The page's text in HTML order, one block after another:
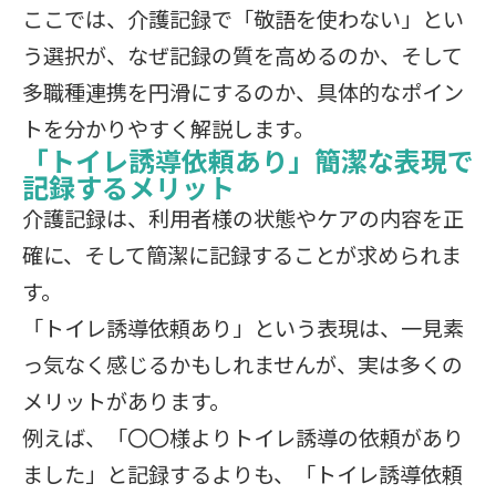
ここでは、介護記録で「敬語を使わない」とい
う選択が、なぜ記録の質を高めるのか、そして
多職種連携を円滑にするのか、具体的なポイン
トを分かりやすく解説します。
「トイレ誘導依頼あり」簡潔な表現で
記録するメリット
介護記録は、利用者様の状態やケアの内容を正
確に、そして簡潔に記録することが求められま
す。
「トイレ誘導依頼あり」という表現は、一見素
っ気なく感じるかもしれませんが、実は多くの
メリットがあります。
例えば、「〇〇様よりトイレ誘導の依頼があり
ました」と記録するよりも、「トイレ誘導依頼